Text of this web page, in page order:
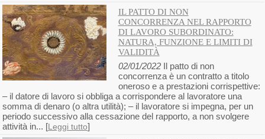
IL PATTO DI NON
CONCORRENZA NEL RAPPORTO
DI LAVORO SUBORDINATO:
NATURA, FUNZIONE E LIMITI DI
VALIDITÀ
02/01/2022Il patto di non
concorrenza è un contratto a titolo
oneroso e a prestazioni corrispettive:
– il datore di lavoro si obbliga a corrispondere al lavoratore una
somma di denaro (o altra utilità); – il lavoratore si impegna, per un
periodo successivo alla cessazione del rapporto, a non svolgere
attività in... [Leggi tutto]